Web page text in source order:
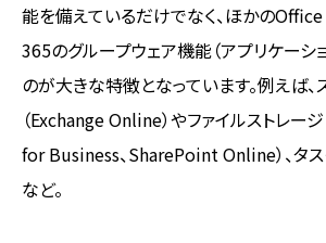
能を備えているだけでなく、ほかの
365のグループウェア機能（アプリケーシ
のが大きな特徴となっています。例えば
（Exchange Online）やファイルストレー
for Business、SharePoint Online）、タス
など。